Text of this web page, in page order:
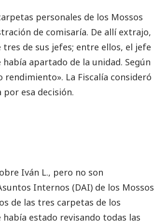
personales de los Mossos
de comisaría. De allí extrajo,
de sus jefes; entre ellos, el jefe
apartado de la unidad. Según
La Fiscalía consideró
esa decisión.
Iván L., pero no son
Internos (DAI) de los Mossos
de las tres carpetas de los
estado revisando todas las